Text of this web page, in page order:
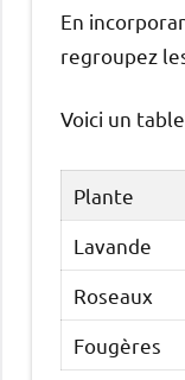
En
regroupez
Voici un
Plante
Lavande
Roseaux
Fougères